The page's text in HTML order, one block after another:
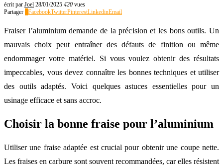
écrit par Joel 28/01/2025 420 vues
Partager
FacebookTwitterPinterestLinkedinEmail
Fraiser l’aluminium demande de la précision et les bons outils. Un
mauvais choix peut entraîner des défauts de finition ou même
endommager votre matériel. Si vous voulez obtenir des résultats
impeccables, vous devez connaître les bonnes techniques et utiliser
des outils adaptés. Voici quelques astuces essentielles pour un
usinage efficace et sans accroc.
Choisir la bonne fraise pour l’aluminium
Utiliser une fraise adaptée est crucial pour obtenir une coupe nette.
Les fraises en carbure sont souvent recommandées, car elles résistent